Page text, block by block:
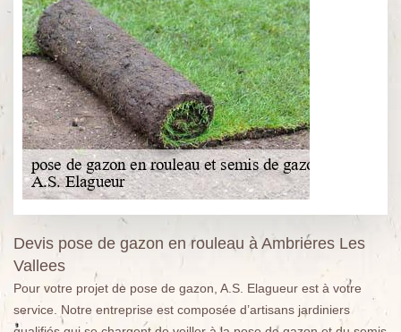
Devis pose de gazon en rouleau à Ambrieres Les
Vallees
Pour votre projet de pose de gazon, A.S. Elagueur est à votre
service. Notre entreprise est composée d’artisans jardiniers